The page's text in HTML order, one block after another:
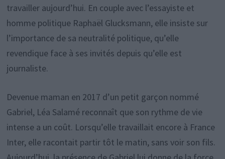
travailler aujourd’hui. En couple avec l’essayiste et
homme politique Raphaël Glucksmann, elle insiste sur
l’importance de sa neutralité politique, qu’elle
revendique face à ses invités depuis qu’elle est
journaliste.
Devenue maman en 2017 d’un petit garçon nommé
Gabriel, Léa Salamé reconnaît que son rythme de vie
intense a un coût. Lorsqu’elle travaillait encore à France
Inter, elle racontait partir tôt le matin, sans voir son fils.